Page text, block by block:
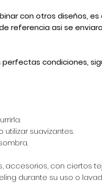
con otros diseños, es
referencia asi se
condiciones,
utilizar suavizantes.
accesorios, con ciertos
durante su uso o